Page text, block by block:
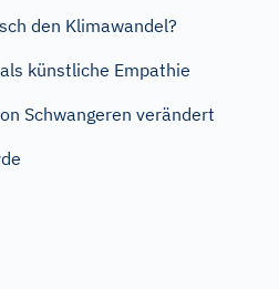
den Klimawandel?
künstliche Empathie
Schwangeren verändert